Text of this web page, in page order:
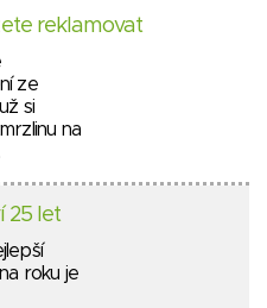
reklamovat
ze
si
na
25 let
roku je